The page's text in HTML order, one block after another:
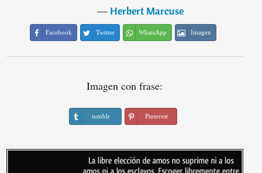
―Herbert Marcuse
Facebook Twitter WhatsApp Imagen
Imagen con frase:
tumblr Pinterest